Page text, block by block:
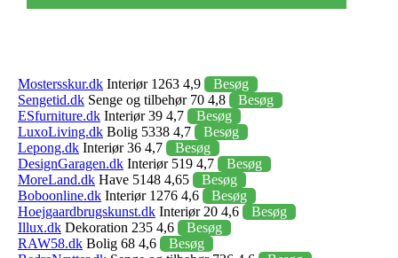
Mostersskur.dk Interiør 1263 4,9
Besøg
Sengetid.dk Senge og tilbehør 70 4,8
Besøg
ESfurniture.dk Interiør 39 4,7
Besøg
LuxoLiving.dk Bolig 5338 4,7
Besøg
Lepong.dk Interiør 36 4,7
Besøg
DesignGaragen.dk Interiør 519 4,7
Besøg
MoreLand.dk Have 5148 4,65
Besøg
Boboonline.dk Interiør 1276 4,6
Besøg
Hoejgaardbrugskunst.dk Interiør 20 4,6
Besøg
Illux.dk Dekoration 235 4,6
Besøg
RAW58.dk Bolig 68 4,6
Besøg